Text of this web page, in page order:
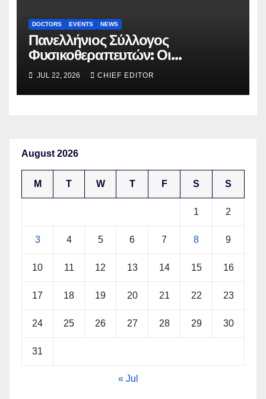
DOCTORS EVENTS NEWS
Πανελλήνιος Σύλλογος
Φυσικοθεραπευτών: Οι
προτάσεις προς τον ΕΟΠΥΥ για
τον περιορισμό του clawback
JUL 22, 2026 CHIEF EDITOR
August 2026
M T W T F S S
1 2
3 4 5 6 7 8 9
10 11 12 13 14 15 16
17 18 19 20 21 22 23
24 25 26 27 28 29 30
31
« Jul